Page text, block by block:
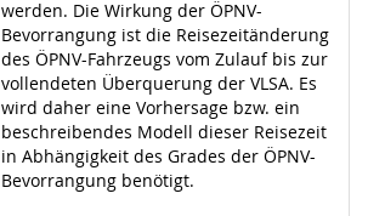
werden. Die Wirkung der ÖPNV-
Bevorrangung ist die Reisezeitänderung
des ÖPNV-Fahrzeugs vom Zulauf bis zur
vollendeten Überquerung der VLSA. Es
wird daher eine Vorhersage bzw. ein
beschreibendes Modell dieser Reisezeit
in Abhängigkeit des Grades der ÖPNV-
Bevorrangung benötigt.